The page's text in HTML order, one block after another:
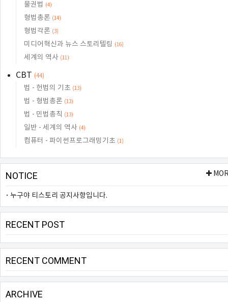
물권법 (4)
형법총론 (14)
형법각론 (3)
미디어혁신과 뉴스 스토리텔링 (16)
세계의 역사 (11)
CBT (44)
법 - 헌법의 기초 (13)
법 - 형법총론 (13)
법 - 민법총칙 (13)
일반 - 세계의 역사 (4)
컴퓨터 - 파이썬프로그래밍기초 (1)
NOTICE
누구야 티스토리 공지사항입니다.
RECENT POST
RECENT COMMENT
ARCHIVE